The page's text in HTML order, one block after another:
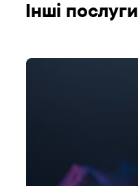
Інші послуги